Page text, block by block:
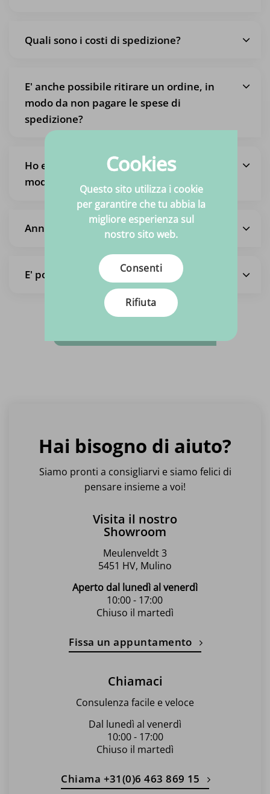
Quali sono i costi di spedizione?
E' anche possibile ritirare un ordine, in
modo da non pagare le spese di
spedizione?
Ho effettuato un ordine ma voglio
modificarlo
Annullamento dell'intero ordine
E' possibile ritirare i tessuti?
Hai bisogno di aiuto?
Siamo pronti a consigliarvi e siamo felici di
pensare insieme a voi!
Visita il nostro
Showroom
Meulenveldt 3
5451 HV, Mulino
Aperto dal lunedì al venerdì
10:00 - 17:00
Chiuso il martedì
Fissa un appuntamento
Chiamaci
Consulenza facile e veloce
Dal lunedì al venerdì
10:00 - 17:00
Chiuso il martedì
Chiama +31(0)6 463 869 15
Cookies
Questo sito utilizza i cookie
per garantire che tu abbia la
migliore esperienza sul
nostro sito web.
Consenti
Rifiuta